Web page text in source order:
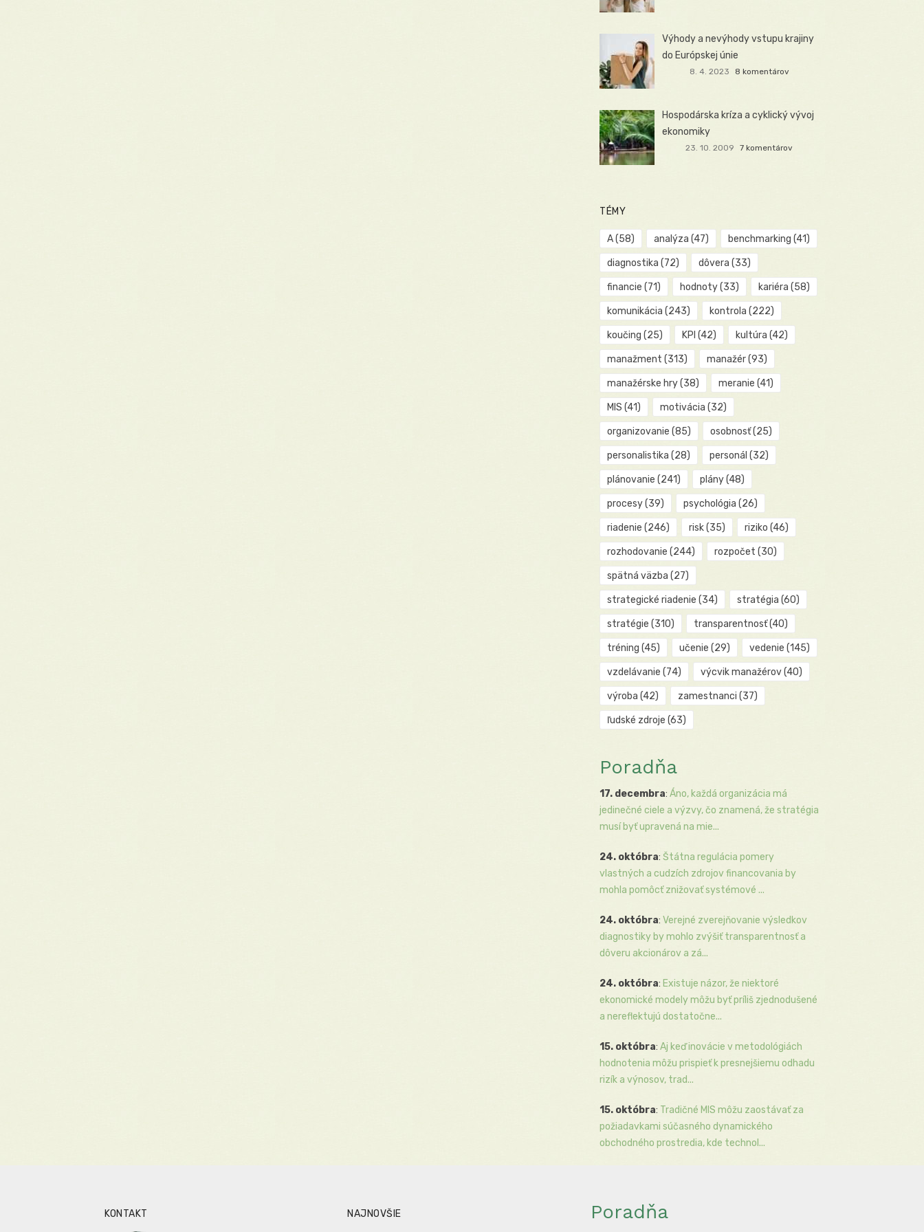
Výhody a nevýhody vstupu krajiny
do Európskej únie
8. 4. 2023 8 komentárov
Hospodárska kríza a cyklický vývoj
ekonomiky
23. 10. 2009 7 komentárov
TÉMY
A(58) analýza (47) benchmarking (41)
diagnostika (72) dôvera (33)
financie (71) hodnoty(33) kariéra (58)
komunikácia (243) kontrola (222)
koučing (25) KPI (42) kultúra (42)
manažment (313) manažér(93)
manažérske hry(38) meranie (41)
MIS (41) motivácia (32)
organizovanie (85) osobnosť(25)
personalistika (28) personál (32)
plánovanie (241) plány(48)
procesy(39) psychológia (26)
riadenie (246) risk(35) riziko (46)
rozhodovanie (244) rozpočet (30)
spätná väzba (27)
strategické riadenie (34) stratégia (60)
stratégie (310) transparentnosť(40)
tréning (45) učenie (29) vedenie (145)
vzdelávanie (74) výcvik manažérov(40)
výroba (42) zamestnanci (37)
ľudské zdroje (63)
Poradňa
17. decembra: Áno, každá organizácia má
jedinečné ciele a výzvy, čo znamená, že stratégia
musí byť upravená na mie...
24. októbra: Štátna regulácia pomery
vlastných a cudzích zdrojov financovania by
mohla pomôcť znižovať systémové ...
24. októbra: Verejné zverejňovanie výsledkov
diagnostiky by mohlo zvýšiť transparentnosť a
dôveru akcionárov a zá...
24. októbra: Existuje názor, že niektoré
ekonomické modely môžu byť príliš zjednodušené
a nereflektujú dostatočne...
15. októbra: Aj keď inovácie v metodológiách
hodnotenia môžu prispieť k presnejšiemu odhadu
rizík a výnosov, trad...
15. októbra: Tradičné MIS môžu zaostávať za
požiadavkami súčasného dynamického
obchodného prostredia, kde technol...
KONTAKT NAJNOVŠIE Poradňa